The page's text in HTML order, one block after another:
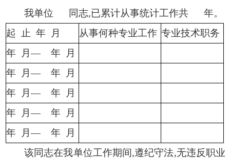
我单位 同志,已累计从事统计工作共 年。
起 止 年 月
从事何种专业工作 专业技术职务
年 月— 年 月
年 月— 年 月
年 月— 年 月
年 月— 年 月
年 月— 年 月
该同志在我单位工作期间,遵纪守法,无违反职业